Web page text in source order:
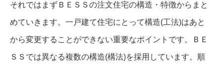
それではまずＢＥＳＳの注文住宅の構造・特徴からまと
めていきます。一戸建て住宅にとって構造(工法)はあと
から変更することができない重要なポイントです。ＢＥ
ＳＳでは異なる複数の構造(構法)を採用しています。順